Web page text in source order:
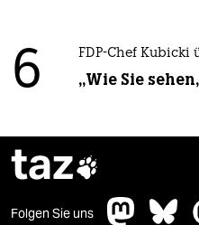
6 FDP-Chef Kubicki
„Wie Sie
taz
Folgen Sie uns